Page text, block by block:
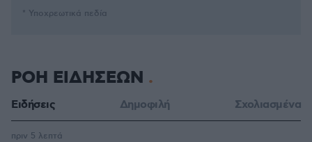
* Υποχρεωτικά πεδία
ΡΟΗ ΕΙΔΗΣΕΩΝ
Ειδήσεις Δημοφιλή Σχολιασμένα
πριν 5 λεπτά